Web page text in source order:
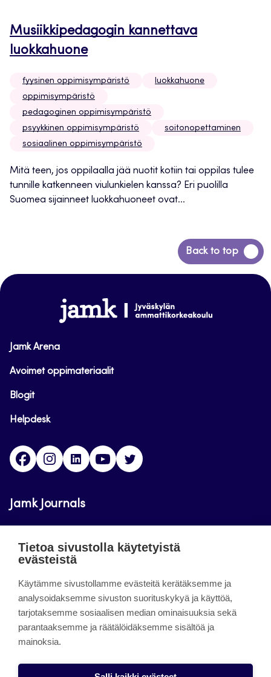
Musiikkipedagogin kannettava
luokkahuone
fyysinen oppimisympäristö
luokkahuone
oppimisympäristö
pedagoginen oppimisympäristö
psyykkinen oppimisympäristö
soitonopettaminen
sosiaalinen oppimisympäristö
Mitä teen, jos oppilaalla jää nuotit kotiin tai oppilas tulee
tunnille katkenneen viulunkielen kanssa? Eri puolilla
Suomea sijainneet luokkahuoneet ovat...
Back to top
Siirry
takaisin
www.jamk.fi
Jamk Arena
Avoimet oppimateriaalit
Blogit
Helpdesk
FacebookInstagram
LinkedInYoutube
Jamk Journals
luettavissa. Verkkolehtien tarkoituksena on tukea
innovaatiotoimintaa.
About the site
Jamkin verkkolehdet
Saavutettavuusseloste
Tietoa sivustolla käytetyistä
evästeistä
Käytämme sivustollamme evästeitä kerätäksemme ja
analysoidaksemme sivuston suorituskykyä ja käyttöä,
tarjotaksemme sosiaalisen median ominaisuuksia sekä
parantaaksemme ja räätälöidäksemme sisältöä ja
mainoksia.